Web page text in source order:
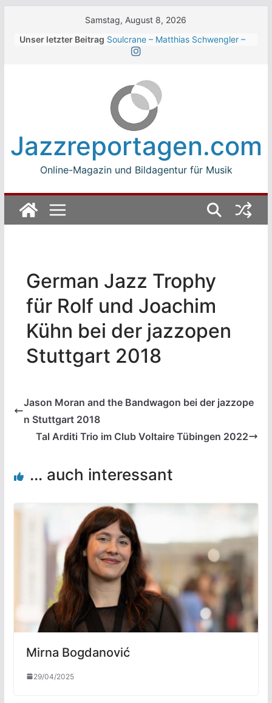
Samstag, August 8, 2026
Unser letzter Beitrag Soulcrane – Matthias Schwengler –
Walter Trout Band beim Winterbach
Zeltspektakel 2026
The Cinelli Brothers beim
Winterbach Zeltspektakel 2026
Jean-Michel Jarre bei den jazz open
Modena auf der Piazza Roma 2026
Jazzreportagen.com
Online-Magazin und Bildagentur für Musik
German Jazz Trophy
für Rolf und Joachim
Kühn bei der jazzopen
Stuttgart 2018
Jason Moran and the Bandwagon bei der jazzope
n Stuttgart 2018
Tal Arditi Trio im Club Voltaire Tübingen 2022
... auch interessant
Mirna Bogdanović
29/04/2025